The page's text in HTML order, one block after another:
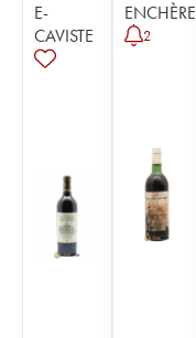
E-
CAVISTE
ENCHÈRE
2